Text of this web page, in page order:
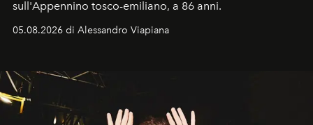
sull'Appennino tosco-emiliano, a 86 anni.
05.08.2026 di Alessandro Viapiana